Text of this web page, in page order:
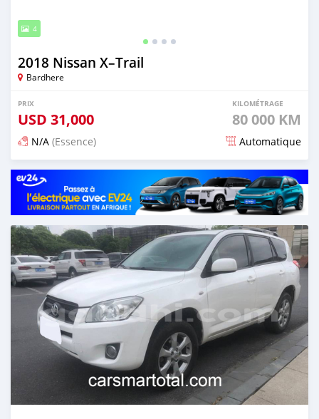
4
2018 Nissan X–Trail
Bardhere
PRIX
USD 31,000
KILOMÉTRAGE
80 000 KM
N/A (Essence) Automatique
Publié il y a plus de 2 ans